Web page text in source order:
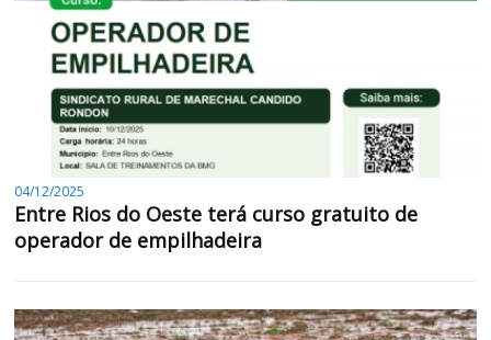
04/12/2025
Entre Rios do Oeste terá curso gratuito de
operador de empilhadeira